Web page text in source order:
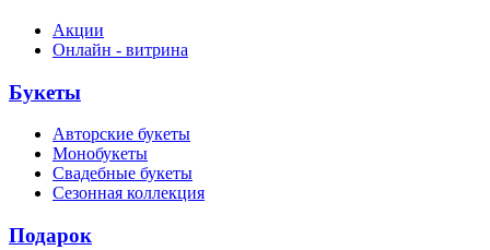
Акции
Онлайн - витрина
Букеты
Авторские букеты
Монобукеты
Свадебные букеты
Сезонная коллекция
Подарок